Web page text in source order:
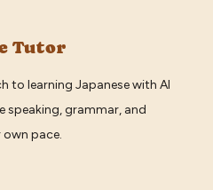
Tutor
to learning Japanese with AI
speaking, grammar, and
pace.